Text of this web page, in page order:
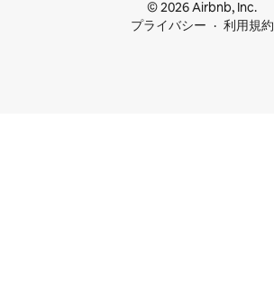
© 2026 Airbnb, Inc.
プライバシー
利用規約